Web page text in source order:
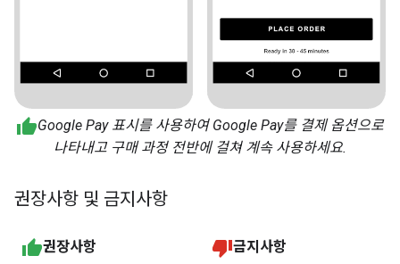
Google Pay 표시를 사용하여 Google Pay를 결제 옵션으로
나타내고 구매 과정 전반에 걸쳐 계속 사용하세요.
권장사항 및 금지사항
권장사항 금지사항